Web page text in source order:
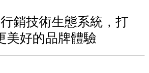
銷技術生態系統，打
美好的品牌體驗